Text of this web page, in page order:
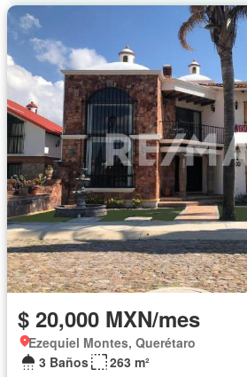
$ 20,000 MXN/mes
Ezequiel Montes, Querétaro
3 Baños
263 m²